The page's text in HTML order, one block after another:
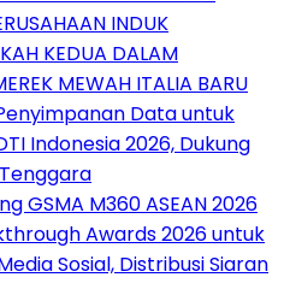
INDUK
KEDUA DALAM
MEWAH ITALIA BARU
Data untuk
Indonesia 2026, Dukung
GSMA M360 ASEAN 2026
Awards 2026 untuk
Sosial, Distribusi Siaran